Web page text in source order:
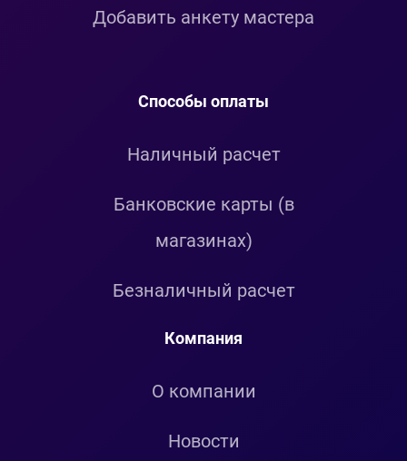
Добавить анкету мастера
Способы оплаты
Наличный расчет
Банковские карты (в
магазинах)
Безналичный расчет
Компания
О компании
Новости